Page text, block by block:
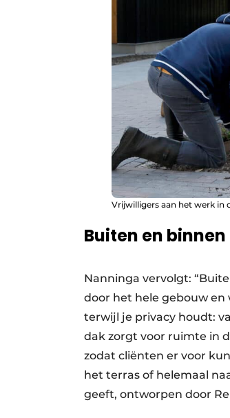
Vrijwilligers aan het werk in
Buiten en binnen
Nanninga vervolgt:
door het hele gebouw
terwijl je privacy houdt:
dak zorgt voor ruimte in
zodat cliënten er voor
het terras of helemaal
geeft, ontworpen door